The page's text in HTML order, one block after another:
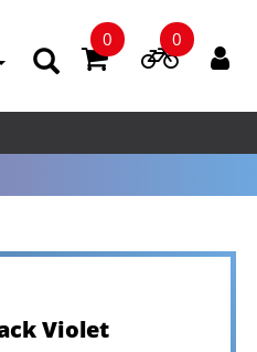
0 0
Violet